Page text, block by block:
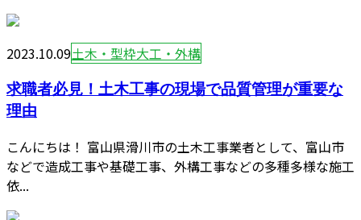
2023.10.09土木・型枠大工・外構
求職者必見！土木工事の現場で品質管理が重要な
理由
こんにちは！ 富山県滑川市の土木工事業者として、富山市
などで造成工事や基礎工事、外構工事などの多種多様な施工
依...